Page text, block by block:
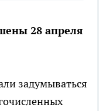
28 апреля
задумываться